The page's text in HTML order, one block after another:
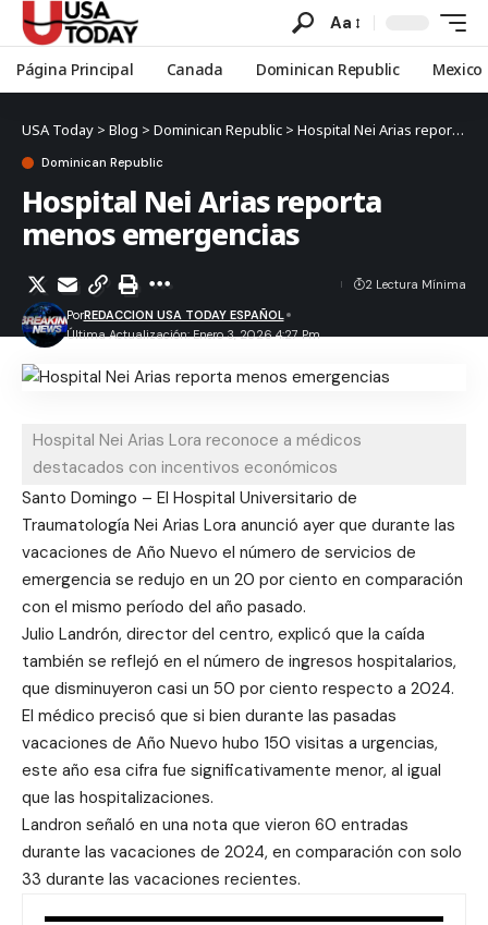
Aa
Página Principal Canada Dominican Republic Mexico
USA Today > Blog > Dominican Republic > Hospital Nei Arias reporta menos emergencias
Dominican Republic
Hospital Nei Arias reporta
menos emergencias
Última Actualización: Enero 3, 2026 4:27 Pm
PorREDACCION USA TODAY ESPAÑOL
2 Lectura Mínima
Hospital Nei Arias Lora reconoce a médicos
destacados con incentivos económicos
Santo Domingo – El Hospital Universitario de
Traumatología Nei Arias Lora anunció ayer que durante las
vacaciones de Año Nuevo el número de servicios de
emergencia se redujo en un 20 por ciento en comparación
con el mismo período del año pasado.
Julio Landrón, director del centro, explicó que la caída
también se reflejó en el número de ingresos hospitalarios,
que disminuyeron casi un 50 por ciento respecto a 2024.
El médico precisó que si bien durante las pasadas
vacaciones de Año Nuevo hubo 150 visitas a urgencias,
este año esa cifra fue significativamente menor, al igual
que las hospitalizaciones.
Landron señaló en una nota que vieron 60 entradas
durante las vacaciones de 2024, en comparación con solo
33 durante las vacaciones recientes.